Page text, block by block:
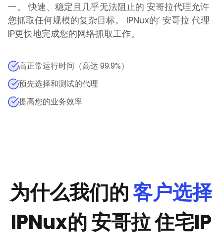
一。 快速、稳定且几乎无法阻止的 安哥拉代理允许
您抓取任何规模的复杂目标。
IPNux的’ 安哥拉 代理
IP更快地完成您的网络抓取工作。
高正常运行时间（高达 99.9%）
预先选择和测试的代理
提高您的业务效率
为什么我们的客户选择
IPNux的 安哥拉 住宅IP